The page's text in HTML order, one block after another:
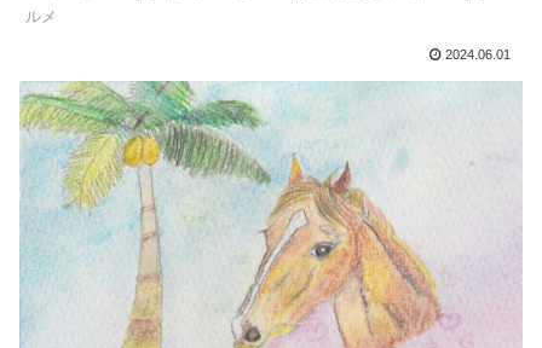
ルメ
2024.06.01